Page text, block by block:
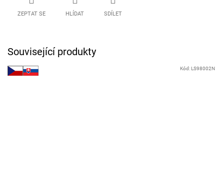
ZEPTAT SE HLÍDAT SDÍLET
Související produkty
Kód:LS98002N